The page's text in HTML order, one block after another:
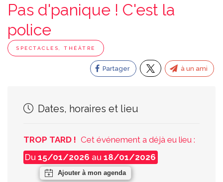
Pas d'panique ! C'est la
police
SPECTACLES, THÉÂTRE
Partager à un ami
Dates, horaires et lieu
TROP TARD ! Cet événement a déjà eu lieu :
Du15/01/2026 au18/01/2026
Ajouter à mon agenda